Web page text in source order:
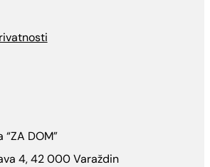
DOM”
4, 42 000 Varaždin